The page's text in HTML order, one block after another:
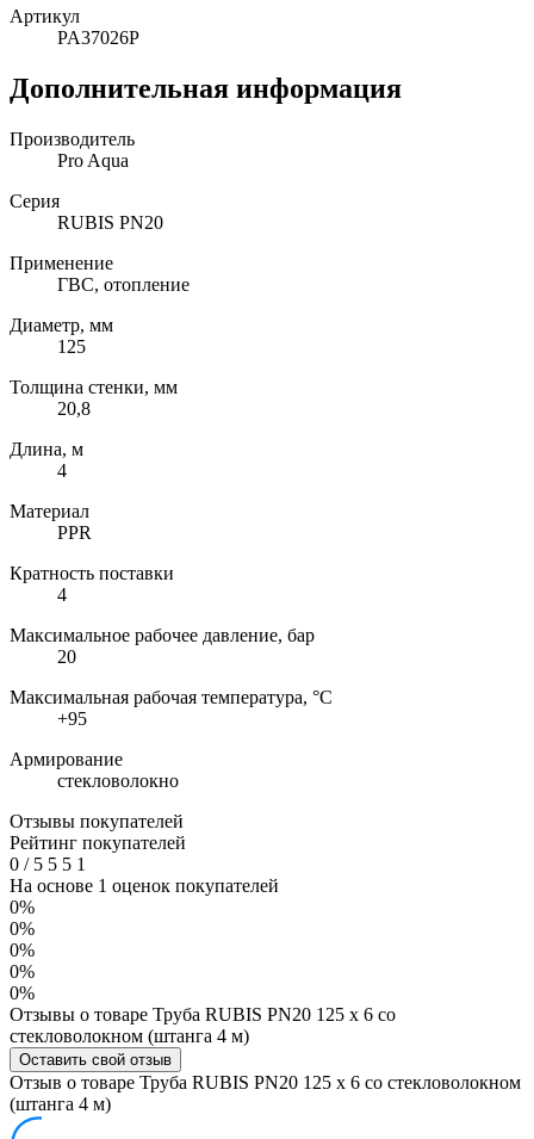
Артикул
PA37026P
Дополнительная информация
Производитель
Pro Aqua
Серия
RUBIS PN20
Применение
ГВС, отопление
Диаметр, мм
125
Толщина стенки, мм
20,8
Длина, м
4
Материал
PPR
Кратность поставки
4
Максимальное рабочее давление, бар
20
Максимальная рабочая температура, °C
+95
Армирование
стекловолокно
Отзывы покупателей
Рейтинг покупателей
0 /5 5 5 1
На основе 1 оценок покупателей
0%
0%
0%
0%
0%
Отзывы о товаре Труба RUBIS PN20 125 х 6 со
стекловолокном (штанга 4 м)
Оставить свой отзыв
Отзыв о товаре Труба RUBIS PN20 125 х 6 со стекловолокном
(штанга 4 м)